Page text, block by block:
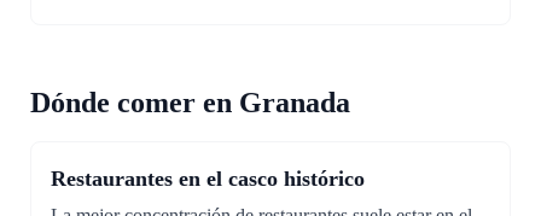
Dónde comer en Granada
Restaurantes en el casco histórico